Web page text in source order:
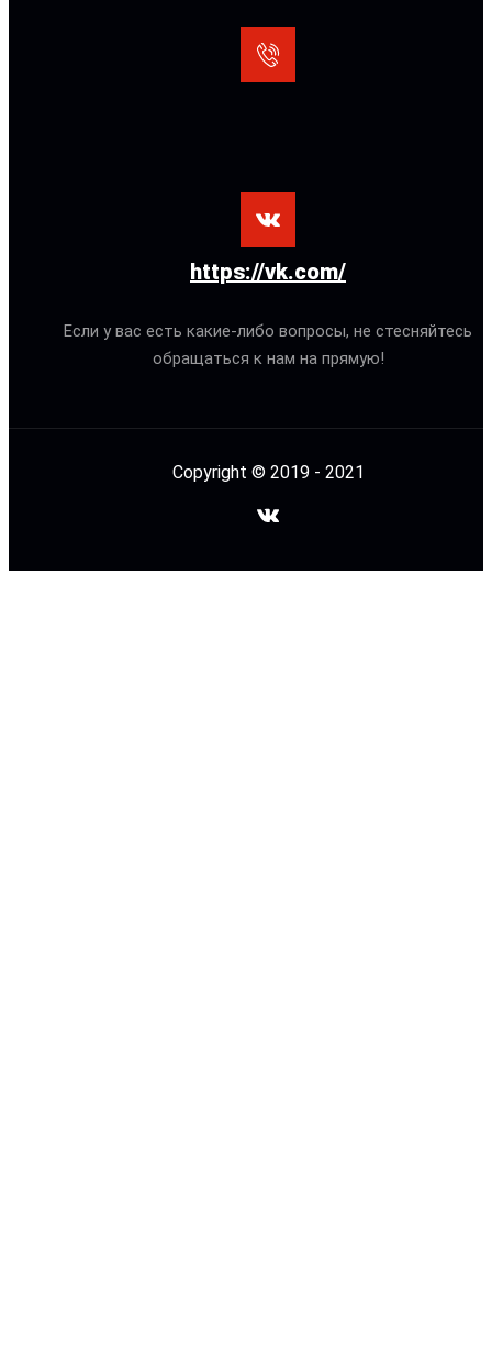
https://vk.com/
Если у вас есть какие-либо вопросы, не стесняйтесь
обращаться к нам на прямую!
Copyright © 2019 - 2021